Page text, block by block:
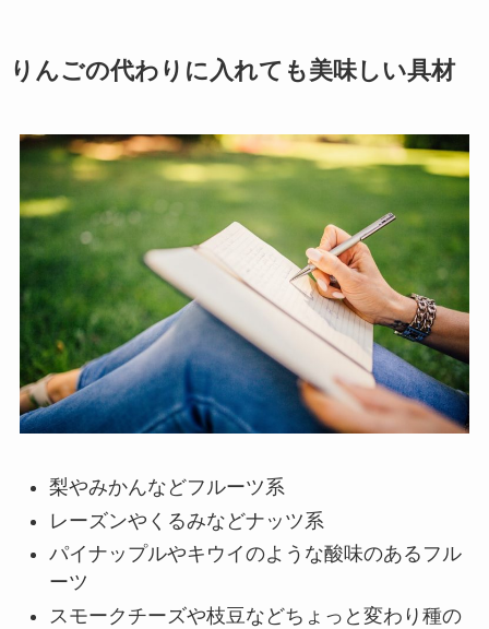
りんごの代わりに入れても美味しい具材
梨やみかんなどフルーツ系
レーズンやくるみなどナッツ系
パイナップルやキウイのような酸味のあるフル
ーツ
スモークチーズや枝豆などちょっと変わり種の